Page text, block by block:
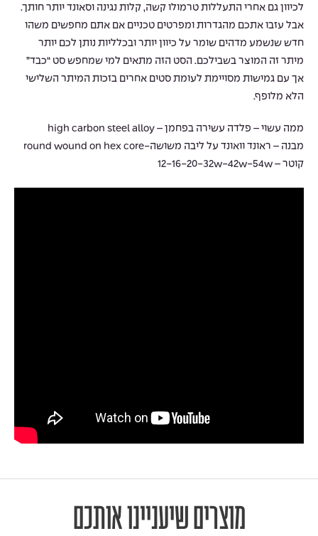
לכיוון גם אחרי התעללות טרמולו קשה, קלות נגינה וסאונד יותר חותך.
אבל עזבו אתכם מהגדרות ומפרטים טכניים אם אתם מחפשים משהו
חדש שנשמע מדהים שומר על כיוון יותר ובכלליות נותן לכם יותר
מיתר זה המוצר בשבילכם. הסט הזה מתאים למי שמחפש סט “כבד”
אך עם גמישות מסויימת לעומת סטים אחרים בזכות המיתר השלישי
הלא מלופף.
ממה עשוי – פלדה עשירה בפחמן – high carbon steel alloy
מבנה – ראונד וואונד על ליבה משושה-round wound on hex core
קוטר – 12-16-20-32w-42w-54w
מוצרים שיעניינו אותכם